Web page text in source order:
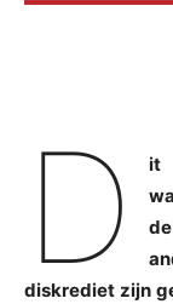
D
it
diskrediet zijn